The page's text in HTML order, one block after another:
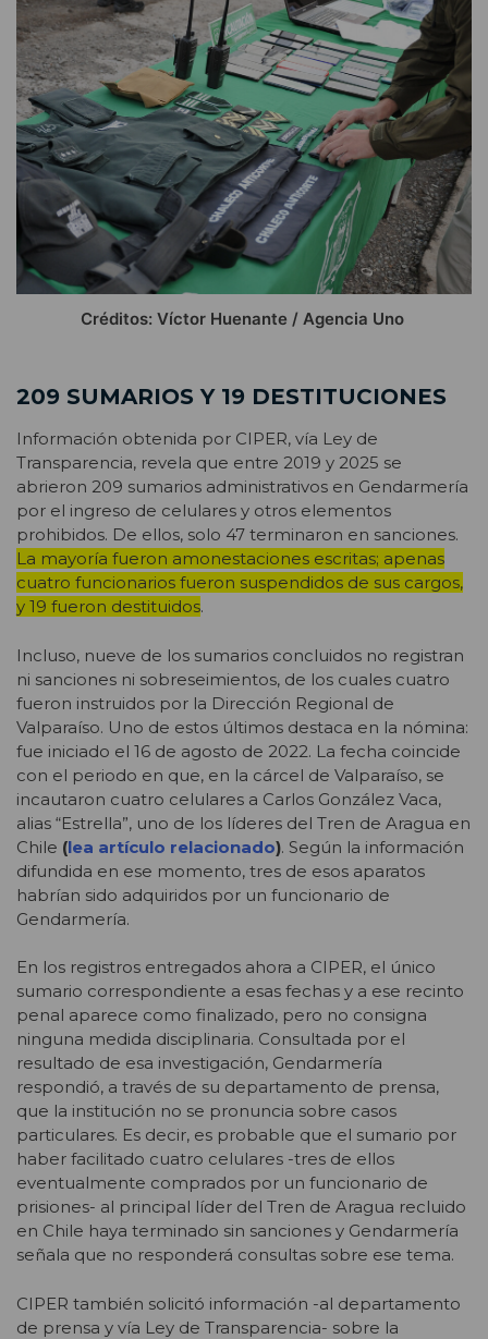
Créditos: Víctor Huenante / Agencia Uno
209 SUMARIOS Y 19 DESTITUCIONES
Información obtenida por CIPER, vía Ley de
Transparencia, revela que entre 2019 y 2025 se
abrieron 209 sumarios administrativos en Gendarmería
por el ingreso de celulares y otros elementos
prohibidos. De ellos, solo 47 terminaron en sanciones.
La mayoría fueron amonestaciones escritas; apenas
cuatro funcionarios fueron suspendidos de sus cargos,
y 19 fueron destituidos.
Incluso, nueve de los sumarios concluidos no registran
ni sanciones ni sobreseimientos, de los cuales cuatro
fueron instruidos por la Dirección Regional de
Valparaíso. Uno de estos últimos destaca en la nómina:
fue iniciado el 16 de agosto de 2022. La fecha coincide
con el periodo en que, en la cárcel de Valparaíso, se
incautaron cuatro celulares a Carlos González Vaca,
alias “Estrella”, uno de los líderes del Tren de Aragua en
Chile (lea artículo relacionado). Según la información
difundida en ese momento, tres de esos aparatos
habrían sido adquiridos por un funcionario de
Gendarmería.
En los registros entregados ahora a CIPER, el único
sumario correspondiente a esas fechas y a ese recinto
penal aparece como finalizado, pero no consigna
ninguna medida disciplinaria. Consultada por el
resultado de esa investigación, Gendarmería
respondió, a través de su departamento de prensa,
que la institución no se pronuncia sobre casos
particulares. Es decir, es probable que el sumario por
haber facilitado cuatro celulares -tres de ellos
eventualmente comprados por un funcionario de
prisiones- al principal líder del Tren de Aragua recluido
en Chile haya terminado sin sanciones y Gendarmería
señala que no responderá consultas sobre ese tema.
CIPER también solicitó información -al departamento
de prensa y vía Ley de Transparencia- sobre la